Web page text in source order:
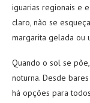
iguarias regionais e
claro, não se
margarita gelada ou
Quando o sol se
noturna. Desde
há opções para